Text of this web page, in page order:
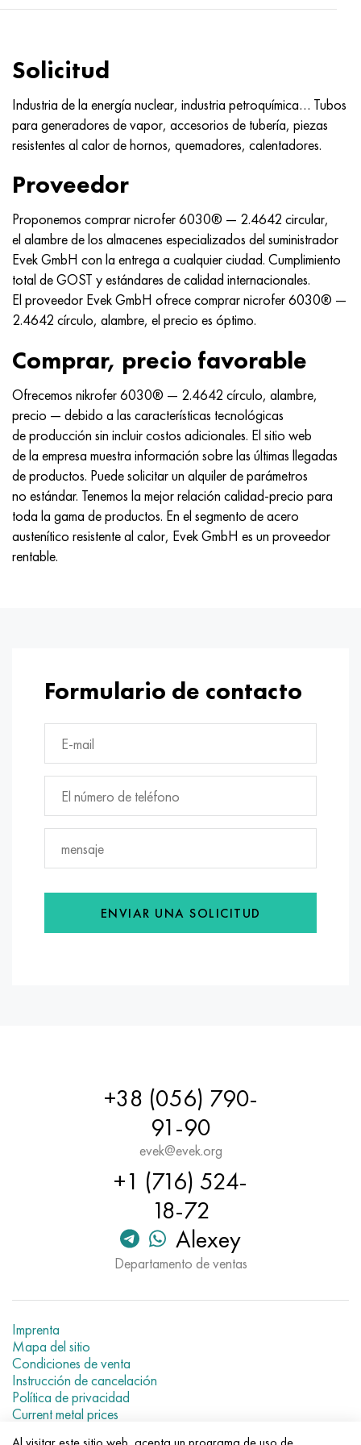
Solicitud
Industria de la energía nuclear, industria petroquímica… Tubos
para generadores de vapor, accesorios de tubería, piezas
resistentes al calor de hornos, quemadores, calentadores.
Proveedor
Proponemos comprar nicrofer 6030® — 2.4642 circular,
el alambre de los almacenes especializados del suministrador
Evek GmbH con la entrega a cualquier ciudad. Cumplimiento
total de GOST y estándares de calidad internacionales.
El proveedor Evek GmbH ofrece comprar nicrofer 6030® —
2.4642 círculo, alambre, el precio es óptimo.
Comprar, precio favorable
Ofrecemos nikrofer 6030® — 2.4642 círculo, alambre,
precio — debido a las características tecnológicas
de producción sin incluir costos adicionales. El sitio web
de la empresa muestra información sobre las últimas llegadas
de productos. Puede solicitar un alquiler de parámetros
no estándar. Tenemos la mejor relación calidad-precio para
toda la gama de productos. En el segmento de acero
austenítico resistente al calor, Evek GmbH es un proveedor
rentable.
Formulario de contacto
ENVIAR UNA SOLICITUD
+38 (056) 790-
91-90
evek@evek.org
+1 (716) 524-
18-72
Alexey
Departamento de ventas
Imprenta
Mapa del sitio
Condiciones de venta
Instrucción de cancelación
Política de privacidad
Current metal prices
Hastelloy C-276
Hastelloy x
udimet 720
40XFA, 1.7223, AISI 4142
A40G, 44smn28, 1.0762, 46s20